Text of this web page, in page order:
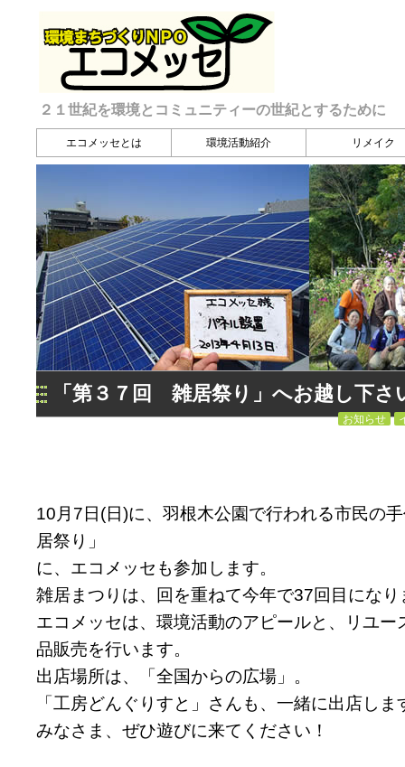
２１世紀を環境とコミュニティーの世紀とするために
エコメッセとは 環境活動紹介 リメイク
「第３７回 雑居祭り」へお越し下さ
お知らせ
10月7日(日)に、羽根木公園で行われる市民の
居祭り」
に、エコメッセも参加します。
雑居まつりは、回を重ねて今年で37回目になり
エコメッセは、環境活動のアピールと、リユー
品販売を行います。
出店場所は、「全国からの広場」。
「工房どんぐりすと」さんも、一緒に出店しま
みなさま、ぜひ遊びに来てください！